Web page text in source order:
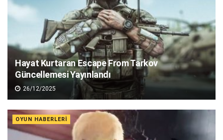
Hayat Kurtaran Escape From Tarkov
Güncellemesi Yayınlandı
26/12/2025
OYUN HABERLERI